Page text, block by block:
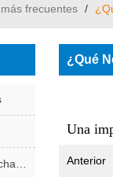
frecuentes /
sol
¿Qué
Una
Anterior